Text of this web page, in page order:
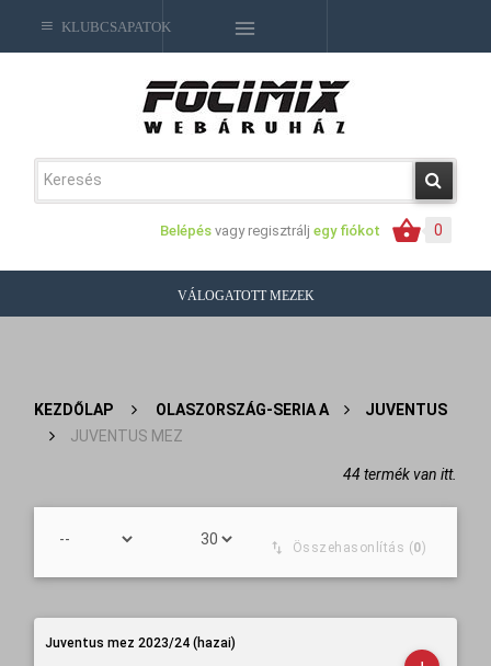
0
Belépés vagy regisztrálj egy fiókot
KLUBCSAPATOK
VÁLOGATOTT MEZEK
KEZDŐLAP > OLASZORSZÁG-SERIA A >
JUVENTUS
>
JUVENTUS MEZ
44 termék van itt.
Összehasonlítás (0)
Juventus mez 2023/24 (hazai)